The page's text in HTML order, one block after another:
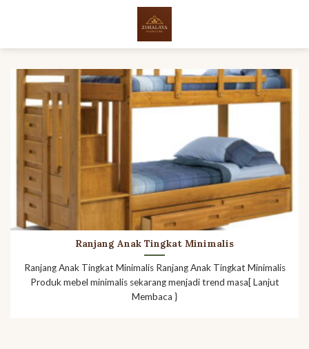
Ranjang Anak Tingkat Minimalis
Ranjang Anak Tingkat Minimalis Ranjang Anak Tingkat Minimalis
Produk mebel minimalis sekarang menjadi trend masa[ Lanjut
Membaca }